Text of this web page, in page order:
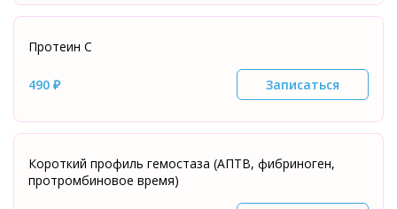
Протеин С
490 ₽ Записаться
Короткий профиль гемостаза (АПТВ, фибриноген,
протромбиновое время)